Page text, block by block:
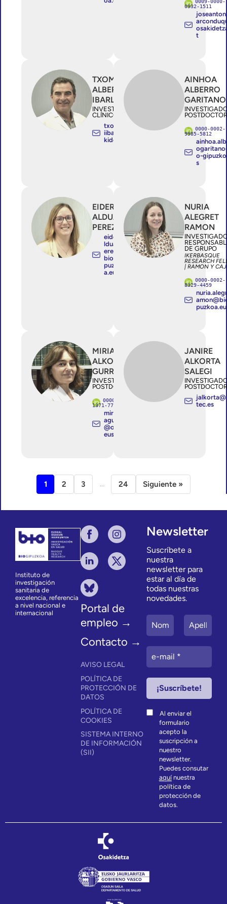
0932-1511
t
TXOMIN
ALBERDI
IBARLOZA
INVESTIGADOR/A
CLÍNICO ESTABLE
txomin.alberd
iibarloza@osa
kidetza.eus
AINHOA
ALBERRO
GARITANO
0000-0002-
9985-5812
o-
s
EIDER
ALDUAN
PEREZ
eider.a
lduanp
erez@
bio-gi
puzko
a.eus
NURIA
ALEGRET
RAMON
DE GRUPO
IKERBASQUE
RESEARCH
| RAMON Y
0000-0002-
8329-4459
MIRIAN
ALKORTA
GURRUTXAGA
INVESTIGADOR/A
POSTDOCTORAL
0000-0002-
1371-776X
miriam.alkort
agurrutxaga
@osakidetza.
eus
JANIRE
ALKORTA
SALEGI
tec.es
1 2 3 … 24 Siguiente »
Instituto de
investigación
sanitaria de
excelencia, referencia
a nivel nacional e
internacional
Portal de
empleo →
Contacto →
AVISO LEGAL
POLÍTICA DE
PROTECCIÓN DE
DATOS
POLÍTICA DE
COOKIES
SISTEMA INTERNO
DE INFORMACIÓN
(SII)
Newsletter
Suscríbete a
nuestra
newsletter para
estar al día de
todas nuestras
novedades.
Al enviar el
formulario
acepto la
suscripción a
nuestro
newsletter.
Puedes consutar
aquínuestra
política de
protección de
datos.